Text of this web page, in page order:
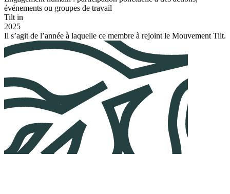
événements ou groupes de travail
Tilt in
2025
Il s’agit de l’année à laquelle ce membre à rejoint le Mouvement Tilt.